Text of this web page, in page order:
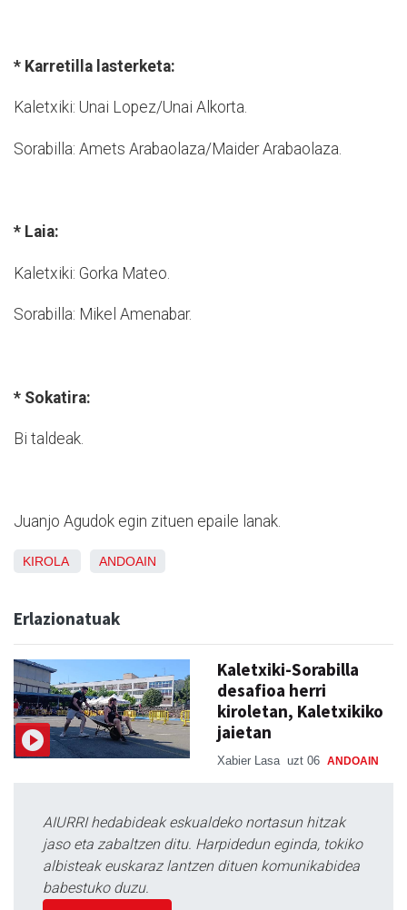
* Karretilla lasterketa:
Kaletxiki: Unai Lopez/Unai Alkorta.
Sorabilla: Amets Arabaolaza/Maider Arabaolaza.
* Laia:
Kaletxiki: Gorka Mateo.
Sorabilla: Mikel Amenabar.
* Sokatira:
Bi taldeak.
Juanjo Agudok egin zituen epaile lanak.
KIROLA ANDOAIN
Erlazionatuak
Kaletxiki-Sorabilla
desafioa herri
kiroletan, Kaletxikiko
jaietan
Xabier Lasa uzt 06 ANDOAIN
AIURRI hedabideak eskualdeko nortasun hitzak
jaso eta zabaltzen ditu. Harpidedun eginda, tokiko
albisteak euskaraz lantzen dituen komunikabidea
babestuko duzu.